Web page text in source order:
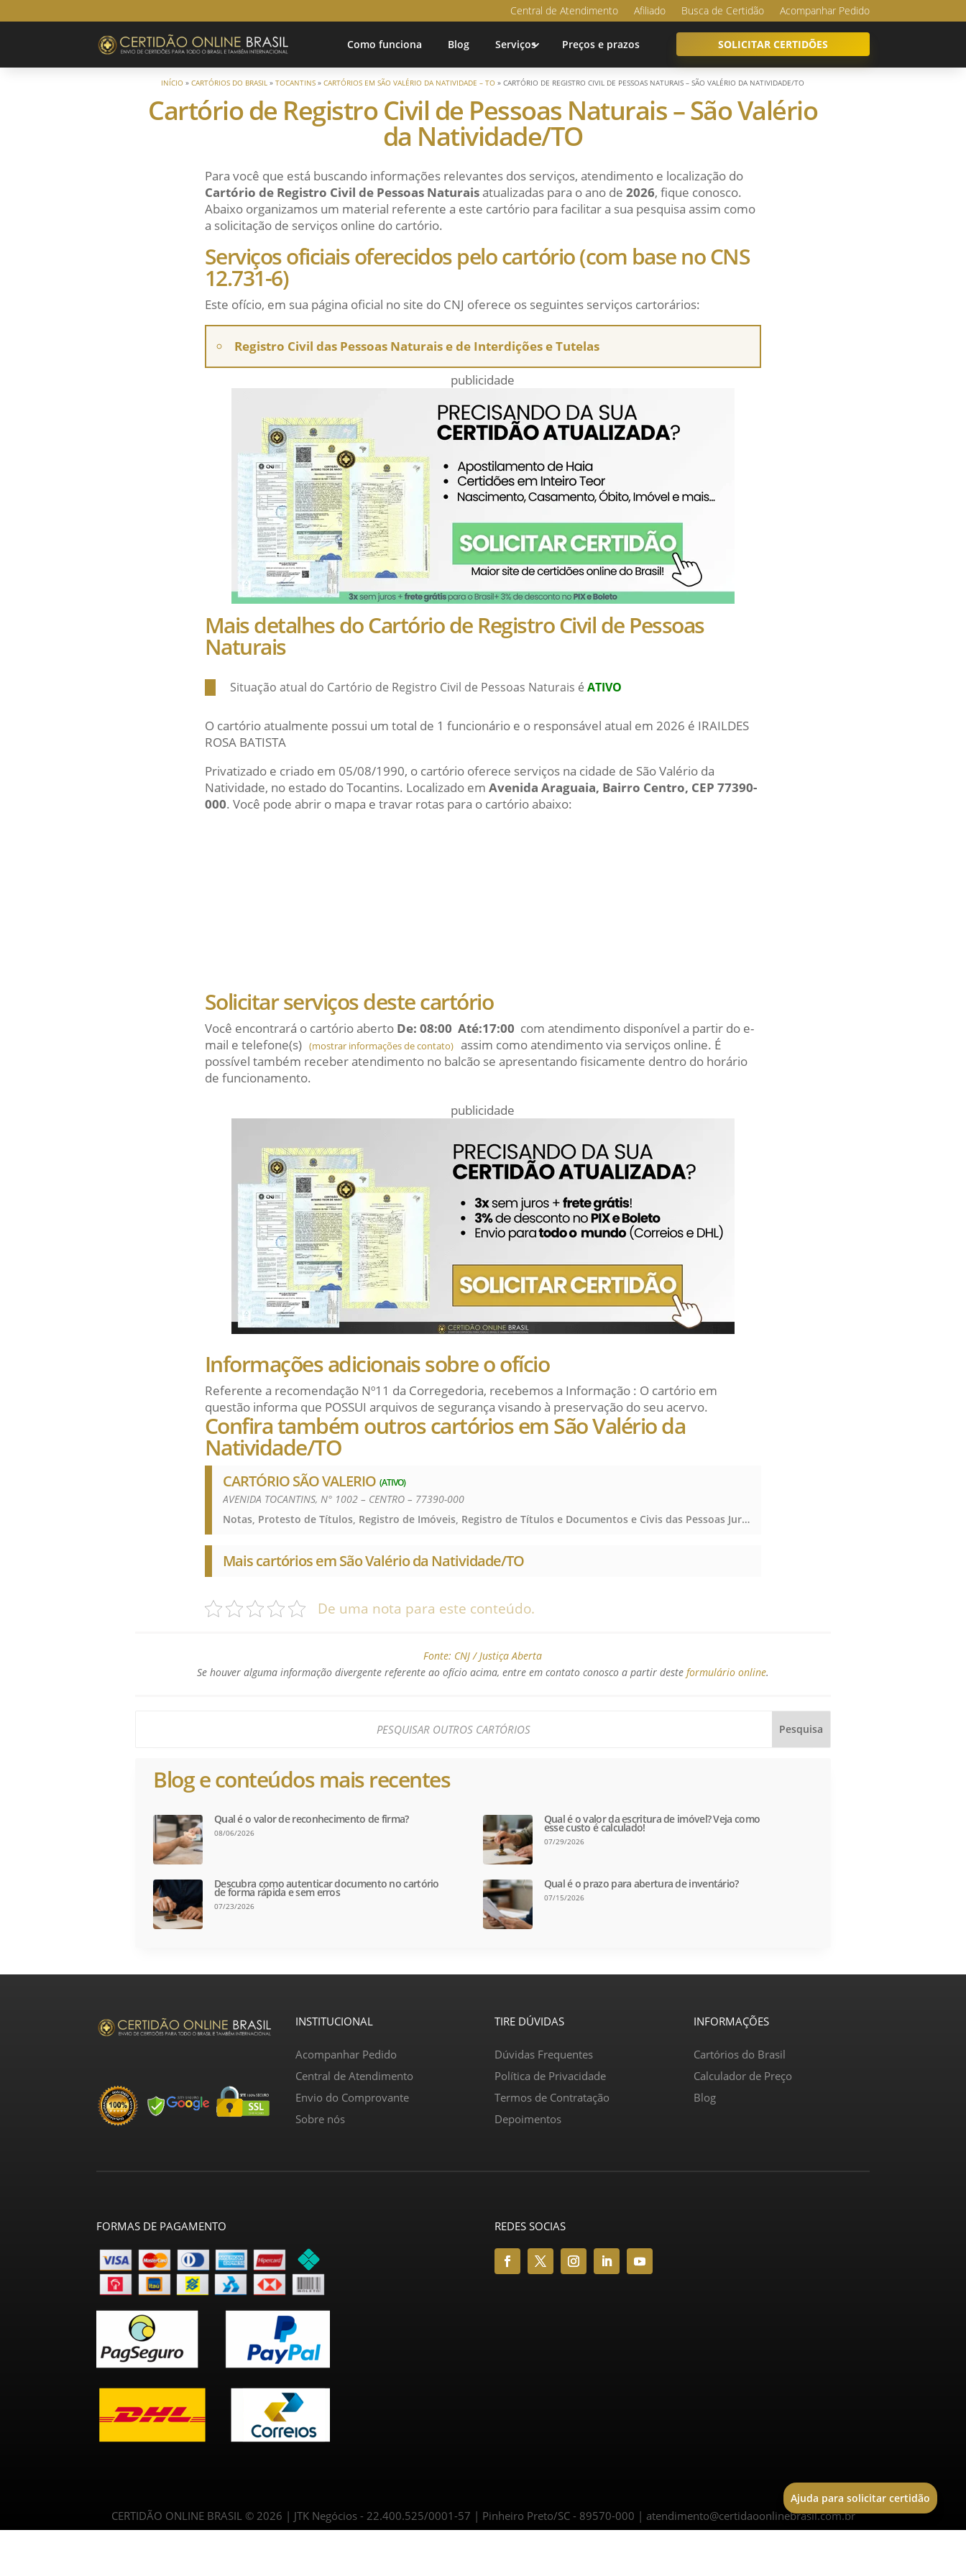
Central de Atendimento Afiliado Busca de Certidão Acompanhar Pedido
Como funciona Blog Serviços Preços e prazos SOLICITAR CERTIDÕES
INÍCIO »CARTÓRIOS DO BRASIL »TOCANTINS »CARTÓRIOS EM SÃO VALÉRIO DA NATIVIDADE – TO »CARTÓRIO DE REGISTRO CIVIL DE PESSOAS NATURAIS – SÃO VALÉRIO DA NATIVIDADE/TO
Cartório de Registro Civil de Pessoas Naturais – São Valério
da Natividade/TO
Para você que está buscando informações relevantes dos serviços, atendimento e localização do
Cartório de Registro Civil de Pessoas Naturaisatualizadas para o ano de 2026, fique conosco.
Abaixo organizamos um material referente a este cartório para facilitar a sua pesquisa assim como
a solicitação de serviços online do cartório.
Serviços oficiais oferecidos pelo cartório (com base no CNS
12.731-6)
Este ofício, em sua página oficial no site do CNJ oferece os seguintes serviços cartorários:
Registro Civil das Pessoas Naturais e de Interdições e Tutelas
publicidade
Mais detalhes do Cartório de Registro Civil de Pessoas
Naturais
Situação atual do Cartório de Registro Civil de Pessoas Naturais é ATIVO
O cartório atualmente possui um total de 1 funcionário e o responsável atual em 2026 é IRAILDES
ROSA BATISTA
Privatizado e criado em 05/08/1990, o cartório oferece serviços na cidade de São Valério da
Natividade, no estado do Tocantins. Localizado em Avenida Araguaia, Bairro Centro, CEP 77390-
000. Você pode abrir o mapa e travar rotas para o cartório abaixo:
Solicitar serviços deste cartório
Você encontrará o cartório aberto De: 08:00 Até:17:00 com atendimento disponível a partir do e-
mail e telefone(s) (mostrar informações de contato) assim como atendimento via serviços online. É
possível também receber atendimento no balcão se apresentando fisicamente dentro do horário
de funcionamento.
publicidade
Informações adicionais sobre o ofício
Referente a recomendação Nº11 da Corregedoria, recebemos a Informação : O cartório em
questão informa que POSSUI arquivos de segurança visando à preservação do seu acervo.
Confira também outros cartórios em São Valério da
Natividade/TO
CARTÓRIO SÃO VALERIO (ATIVO)
AVENIDA TOCANTINS, N° 1002 – CENTRO – 77390-000
Notas, Protesto de Títulos, Registro de Imóveis, Registro de Títulos e Documentos e Civis das Pessoas Jurídicas, Notas, Protesto de Títulos, Registro de Imóveis, Registro de Títulos e Documentos e Civis das Pessoas Jurídicas, Notas, Protesto de Títulos, Registro de Imóveis, Registro de Títulos e Documentos e Civis das Pessoas Jurídicas
Mais cartórios em São Valério da Natividade/TO
De uma nota para este conteúdo.
Fonte: CNJ / Justiça Aberta
Se houver alguma informação divergente referente ao ofício acima, entre em contato conosco a partir deste formulário online.
Blog e conteúdos mais recentes
Qual é o valor de reconhecimento de firma?
08/06/2026
Qual é o valor da escritura de imóvel? Veja como
esse custo é calculado!
07/29/2026
Descubra como autenticar documento no cartório
de forma rápida e sem erros
07/23/2026
Qual é o prazo para abertura de inventário?
07/15/2026
INSTITUCIONAL
Acompanhar Pedido
Central de Atendimento
Envio do Comprovante
Sobre nós
TIRE DÚVIDAS
Dúvidas Frequentes
Política de Privacidade
Termos de Contratação
Depoimentos
INFORMAÇÕES
Cartórios do Brasil
Calculador de Preço
Blog
FORMAS DE PAGAMENTO REDES SOCIAS
CERTIDÃO ONLINE BRASIL © 2026 | JTK Negócios - 22.400.525/0001-57 | Pinheiro Preto/SC - 89570-000 | atendimento@certidaoonlinebrasil.com.br
Ajuda para solicitar certidão